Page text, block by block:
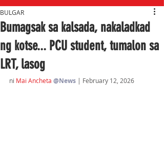
Bumagsak sa kalsada, nakaladkad
ng kotse... PCU student, tumalon sa
LRT, lasog
BULGAR
ni Mai Ancheta @News | February 12, 2026